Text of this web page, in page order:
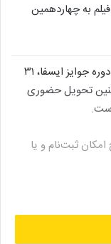
فیلم به چهاردهمین
،از روابط‌عمومی چهاردهمین دوره جوایز ایسفا، ۳۱
تحویل حضوری
ثبت‌نام و یا
گرایش و تفکری،